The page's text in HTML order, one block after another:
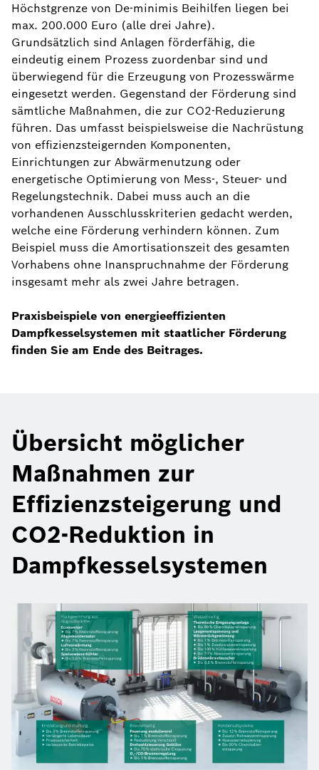
Höchstgrenze von De-minimis Beihilfen liegen bei
max. 200.000 Euro (alle drei Jahre).
Grundsätzlich sind Anlagen förderfähig, die
eindeutig einem Prozess zuordenbar sind und
überwiegend für die Erzeugung von Prozesswärme
eingesetzt werden. Gegenstand der Förderung sind
sämtliche Maßnahmen, die zur CO2-Reduzierung
führen. Das umfasst beispielsweise die Nachrüstung
von effizienzsteigernden Komponenten,
Einrichtungen zur Abwärmenutzung oder
energetische Optimierung von Mess-, Steuer- und
Regelungstechnik. Dabei muss auch an die
vorhandenen Ausschlusskriterien gedacht werden,
welche eine Förderung verhindern können. Zum
Beispiel muss die Amortisationszeit des gesamten
Vorhabens ohne Inanspruchnahme der Förderung
insgesamt mehr als zwei Jahre betragen.
Praxisbeispiele von energieeffizienten
Dampfkesselsystemen mit staatlicher Förderung
finden Sie am Ende des Beitrages.
Übersicht möglicher
Maßnahmen zur
Effizienzsteigerung und
CO2-Reduktion in
Dampfkesselsystemen